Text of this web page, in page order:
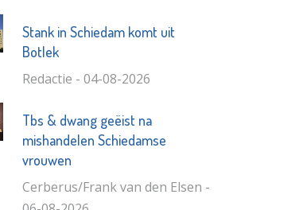
Stank in Schiedam komt uit
Botlek
Redactie - 04-08-2026
Tbs & dwang geëist na
mishandelen Schiedamse
vrouwen
Cerberus/Frank van den Elsen -